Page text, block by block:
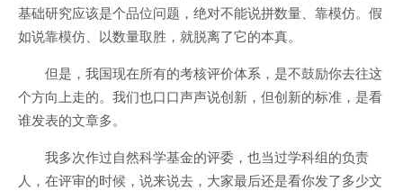
基础研究应该是个品位问题，绝对不能说拼数量、靠模仿。假
如说靠模仿、以数量取胜，就脱离了它的本真。
但是，我国现在所有的考核评价体系，是不鼓励你去往这
个方向上走的。我们也口口声声说创新，但创新的标准，是看
谁发表的文章多。
我多次作过自然科学基金的评委，也当过学科组的负责
人，在评审的时候，说来说去，大家最后还是看你发了多少文